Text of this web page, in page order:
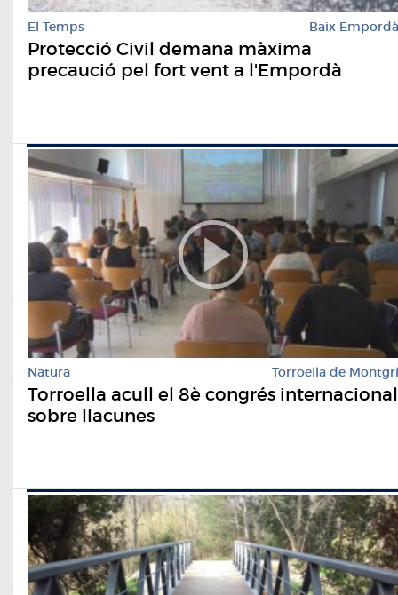
El Temps Baix Empordà
Protecció Civil demana màxima
precaució pel fort vent a l'Empordà
Natura Torroella de Montgrí
Torroella acull el 8è congrés internacional
sobre llacunes